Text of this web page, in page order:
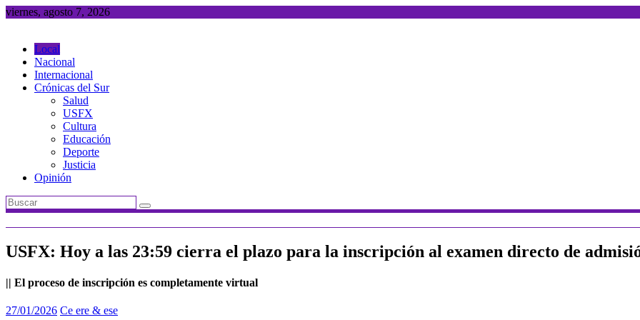
Saltar
viernes, agosto 7, 2026
Local
Nacional
Internacional
Crónicas del Sur
Salud
USFX
Cultura
Educación
Deporte
Justicia
Opinión
USFX: Hoy a las 23:59 cierra el plazo para la inscripción al examen directo de
|| El proceso de inscripción es completamente virtual
27/01/2026 Ce ere & ese